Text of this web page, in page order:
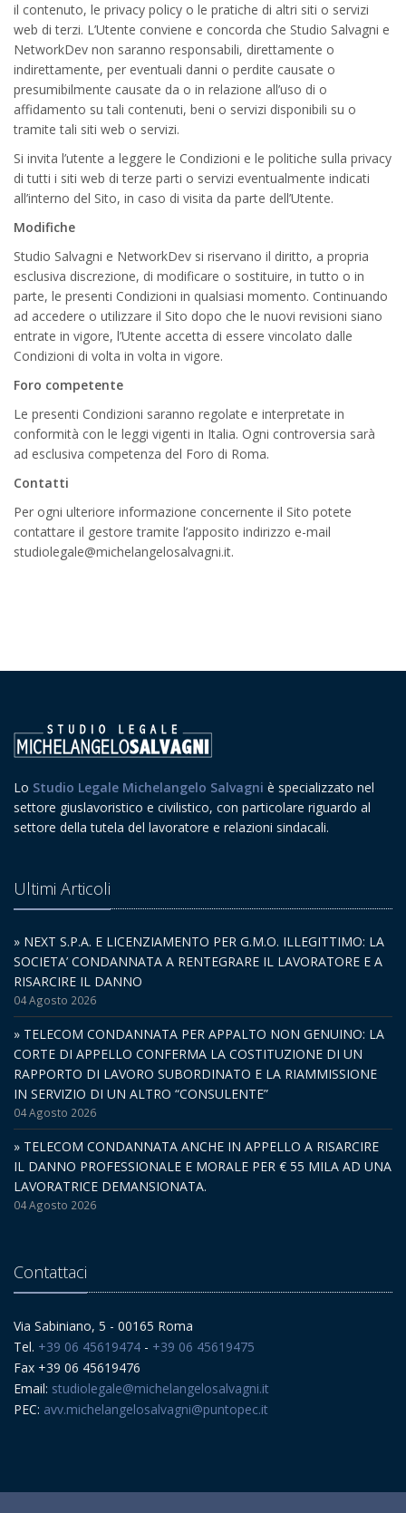
il contenuto, le privacy policy o le pratiche di altri siti o servizi
web di terzi. L’Utente conviene e concorda che Studio Salvagni e
NetworkDev non saranno responsabili, direttamente o
indirettamente, per eventuali danni o perdite causate o
presumibilmente causate da o in relazione all’uso di o
affidamento su tali contenuti, beni o servizi disponibili su o
tramite tali siti web o servizi.
Si invita l’utente a leggere le Condizioni e le politiche sulla privacy
di tutti i siti web di terze parti o servizi eventualmente indicati
all’interno del Sito, in caso di visita da parte dell’Utente.
Modifiche
Studio Salvagni e NetworkDev si riservano il diritto, a propria
esclusiva discrezione, di modificare o sostituire, in tutto o in
parte, le presenti Condizioni in qualsiasi momento. Continuando
ad accedere o utilizzare il Sito dopo che le nuovi revisioni siano
entrate in vigore, l’Utente accetta di essere vincolato dalle
Condizioni di volta in volta in vigore.
Foro competente
Le presenti Condizioni saranno regolate e interpretate in
conformità con le leggi vigenti in Italia. Ogni controversia sarà
ad esclusiva competenza del Foro di Roma.
Contatti
Per ogni ulteriore informazione concernente il Sito potete
contattare il gestore tramite l’apposito indirizzo e-mail
studiolegale@michelangelosalvagni.it.
Lo Studio Legale Michelangelo Salvagni è specializzato nel
settore giuslavoristico e civilistico, con particolare riguardo al
settore della tutela del lavoratore e relazioni sindacali.
Ultimi Articoli
» NEXT S.P.A. E LICENZIAMENTO PER G.M.O. ILLEGITTIMO: LA
SOCIETA’ CONDANNATA A RENTEGRARE IL LAVORATORE E A
RISARCIRE IL DANNO
04 Agosto 2026
» TELECOM CONDANNATA PER APPALTO NON GENUINO: LA
CORTE DI APPELLO CONFERMA LA COSTITUZIONE DI UN
RAPPORTO DI LAVORO SUBORDINATO E LA RIAMMISSIONE
IN SERVIZIO DI UN ALTRO “CONSULENTE”
04 Agosto 2026
» TELECOM CONDANNATA ANCHE IN APPELLO A RISARCIRE
IL DANNO PROFESSIONALE E MORALE PER € 55 MILA AD UNA
LAVORATRICE DEMANSIONATA.
04 Agosto 2026
Contattaci
Via Sabiniano, 5 - 00165 Roma
Tel. +39 06 45619474 - +39 06 45619475
Fax +39 06 45619476
Email: studiolegale@michelangelosalvagni.it
PEC: avv.michelangelosalvagni@puntopec.it